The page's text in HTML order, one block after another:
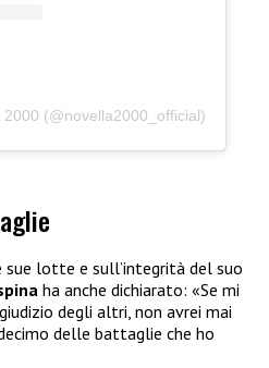
(@novella2000_official)
lotte e sull’integrità del suo
ha anche dichiarato: «Se mi
degli altri, non avrei mai
delle battaglie che ho